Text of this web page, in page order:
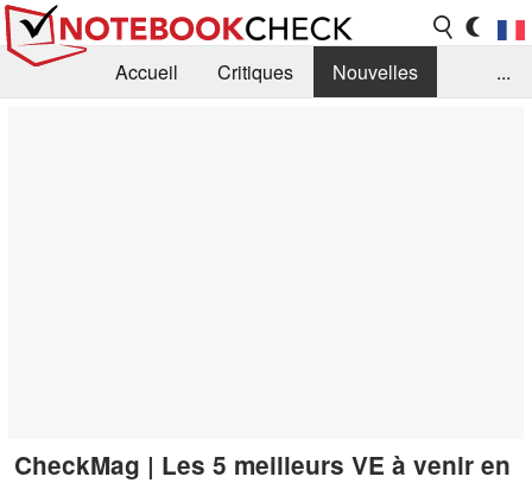
Accueil Critiques
Nouvelles
...
CheckMag | Les 5 meilleurs VE à venir en